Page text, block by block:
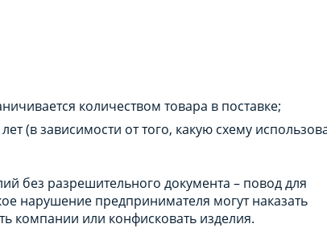
количеством товара в поставке;
(в зависимости от того, какую схему
без разрешительного документа – повод для
нарушение предпринимателя могут наказать
компании или конфисковать изделия.